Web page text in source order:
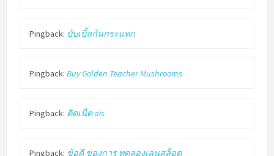
Pingback: บับเบิ้ลกันกระแทก
Pingback: Buy Golden Teacher Mushrooms
Pingback: ติดเน็ต ais
Pingback: ข้อดี ของการ ทดลองเล่นสล็อต